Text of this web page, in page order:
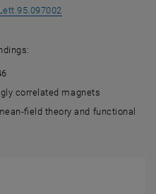
correlated magnets
field theory and functional